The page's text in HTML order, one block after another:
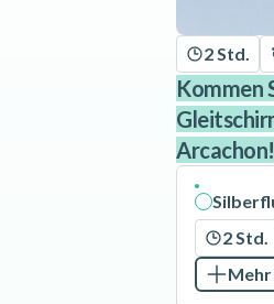
2 Std.
Kommen
Arcachon!
2 Std.